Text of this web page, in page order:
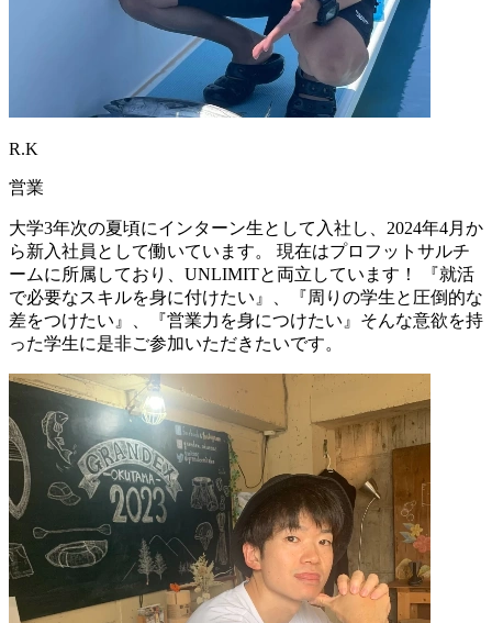
R.K
営業
大学3年次の夏頃にインターン生として入社し、2024年4月か
ら新入社員として働いています。 現在はプロフットサルチ
ームに所属しており、UNLIMITと両立しています！ 『就活
で必要なスキルを身に付けたい』、『周りの学生と圧倒的な
差をつけたい』、『営業力を身につけたい』そんな意欲を持
った学生に是非ご参加いただきたいです。